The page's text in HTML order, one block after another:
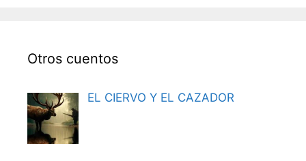
Otros cuentos
EL CIERVO Y EL CAZADOR